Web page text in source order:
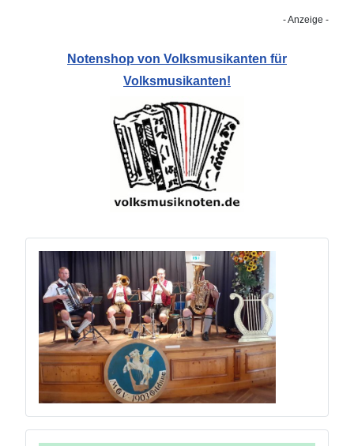
- Anzeige -
Notenshop von Volksmusikanten für
Volksmusikanten!